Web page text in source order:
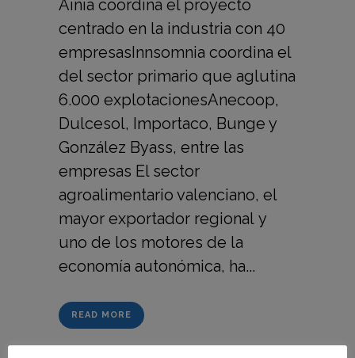
Ainia coordina el proyecto
centrado en la industria con 40
empresasInnsomnia coordina el
del sector primario que aglutina
6.000 explotacionesAnecoop,
Dulcesol, Importaco, Bunge y
González Byass, entre las
empresas El sector
agroalimentario valenciano, el
mayor exportador regional y
uno de los motores de la
economía autonómica, ha...
READ MORE